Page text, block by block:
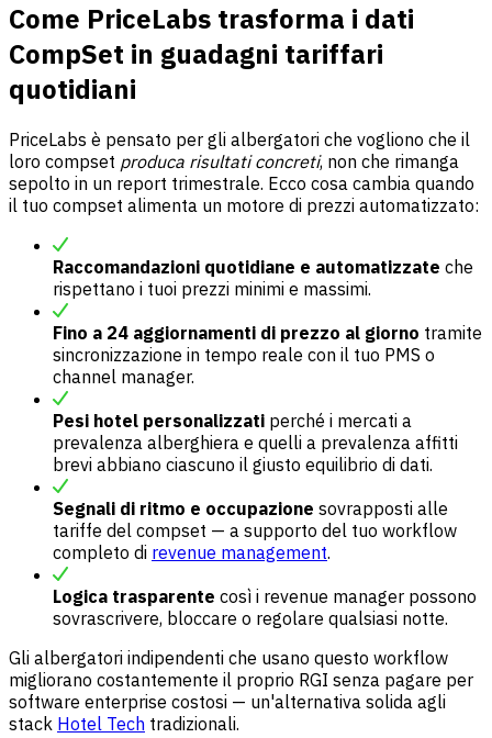
Come PriceLabs trasforma i dati
CompSet in guadagni tariffari
quotidiani
PriceLabs è pensato per gli albergatori che vogliono che il
loro compset produca risultati concreti, non che rimanga
sepolto in un report trimestrale. Ecco cosa cambia quando
il tuo compset alimenta un motore di prezzi automatizzato:
Raccomandazioni quotidiane e automatizzate che
rispettano i tuoi prezzi minimi e massimi.
Fino a 24 aggiornamenti di prezzo al giorno tramite
sincronizzazione in tempo reale con il tuo PMS o
channel manager.
Pesi hotel personalizzati perché i mercati a
prevalenza alberghiera e quelli a prevalenza affitti
brevi abbiano ciascuno il giusto equilibrio di dati.
Segnali di ritmo e occupazione sovrapposti alle
tariffe del compset — a supporto del tuo workflow
completo di revenue management.
Logica trasparente così i revenue manager possono
sovrascrivere, bloccare o regolare qualsiasi notte.
Gli albergatori indipendenti che usano questo workflow
migliorano costantemente il proprio RGI senza pagare per
software enterprise costosi — un'alternativa solida agli
stack Hotel Tech tradizionali.